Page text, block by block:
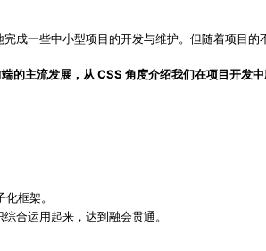
成一些中小型项目的开发与维护。但随着项目的
的主流发展，从 CSS 角度介绍我们在项目开发中
框架。
综合运用起来，达到融会贯通。